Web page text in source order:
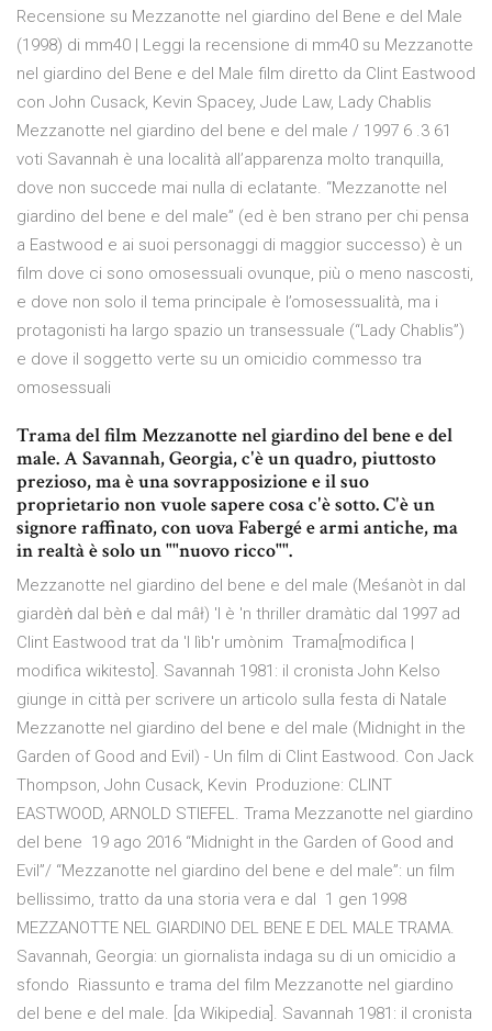
Recensione su Mezzanotte nel giardino del Bene e del Male
(1998) di mm40 | Leggi la recensione di mm40 su Mezzanotte
nel giardino del Bene e del Male film diretto da Clint Eastwood
con John Cusack, Kevin Spacey, Jude Law, Lady Chablis
Mezzanotte nel giardino del bene e del male / 1997 6 .3 61
voti Savannah è una località all’apparenza molto tranquilla,
dove non succede mai nulla di eclatante. “Mezzanotte nel
giardino del bene e del male” (ed è ben strano per chi pensa
a Eastwood e ai suoi personaggi di maggior successo) è un
film dove ci sono omosessuali ovunque, più o meno nascosti,
e dove non solo il tema principale è l’omosessualità, ma i
protagonisti ha largo spazio un transessuale (“Lady Chablis”)
e dove il soggetto verte su un omicidio commesso tra
omosessuali
Trama del film Mezzanotte nel giardino del bene e del
male. A Savannah, Georgia, c'è un quadro, piuttosto
prezioso, ma è una sovrapposizione e il suo
proprietario non vuole sapere cosa c'è sotto. C'è un
signore raffinato, con uova Fabergé e armi antiche, ma
in realtà è solo un ""nuovo ricco"".
Mezzanotte nel giardino del bene e del male (Meśanòt in dal
giardèṅ dal bèṅ e dal mâł) 'l è 'n thriller dramàtic dal 1997 ad
Clint Eastwood trat da 'l lìb'r umònim Trama[modifica |
modifica wikitesto]. Savannah 1981: il cronista John Kelso
giunge in città per scrivere un articolo sulla festa di Natale
Mezzanotte nel giardino del bene e del male (Midnight in the
Garden of Good and Evil) - Un film di Clint Eastwood. Con Jack
Thompson, John Cusack, Kevin Produzione: CLINT
EASTWOOD, ARNOLD STIEFEL. Trama Mezzanotte nel giardino
del bene 19 ago 2016 “Midnight in the Garden of Good and
Evil”/ “Mezzanotte nel giardino del bene e del male”: un film
bellissimo, tratto da una storia vera e dal 1 gen 1998
MEZZANOTTE NEL GIARDINO DEL BENE E DEL MALE TRAMA.
Savannah, Georgia: un giornalista indaga su di un omicidio a
sfondo Riassunto e trama del film Mezzanotte nel giardino
del bene e del male. [da Wikipedia]. Savannah 1981: il cronista